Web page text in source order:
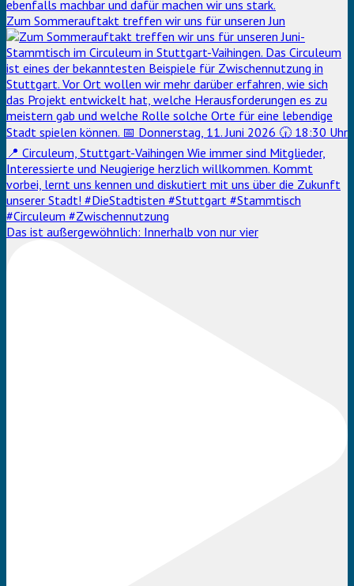
Zum Sommerauftakt treffen wir uns für unseren Jun
Das ist außergewöhnlich: Innerhalb von nur vier